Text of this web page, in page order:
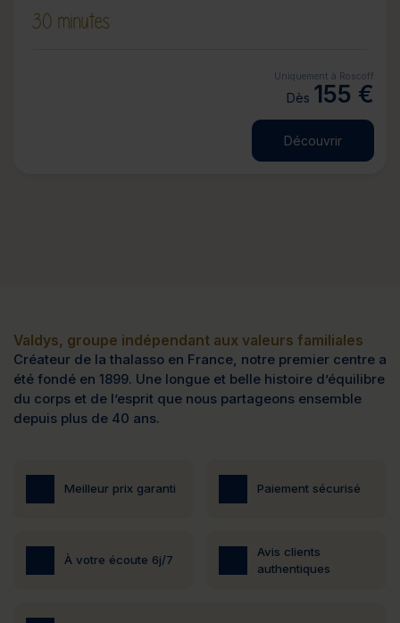
30 minutes
Uniquement à Roscoff
Dès 155 €
Découvrir
Valdys, groupe indépendant aux valeurs familiales
Créateur de la thalasso en France, notre premier centre a
été fondé en 1899. Une longue et belle histoire d’équilibre
du corps et de l’esprit que nous partageons ensemble
depuis plus de 40 ans.
Meilleur prix garanti Paiement sécurisé
À votre écoute 6j/7
Avis clients
authentiques